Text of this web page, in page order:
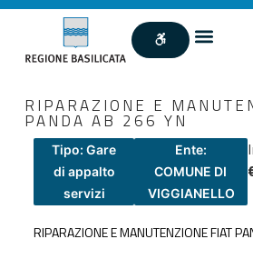
RIPARAZIONE E
PANDA AB 266 YN
Tipo: Gare
di appalto
servizi
Ente:
COMUNE DI
VIGGIANELLO
RIPARAZIONE E MANUTENZIONE FIAT